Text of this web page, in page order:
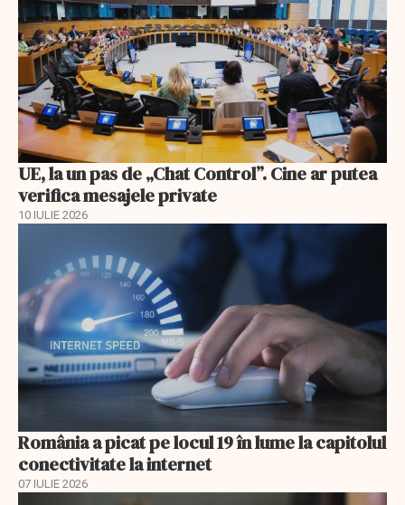
UE, la un pas de „Chat Control”. Cine ar putea
verifica mesajele private
10 IULIE 2026
România a picat pe locul 19 în lume la capitolul
conectivitate la internet
07 IULIE 2026